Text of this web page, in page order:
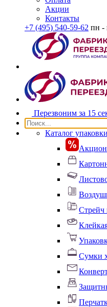
Акции
Контакты
+7 (495) 540-59-62 пн -
Перезвоним за 15
Каталог упаковки
Стрейч
Сумки